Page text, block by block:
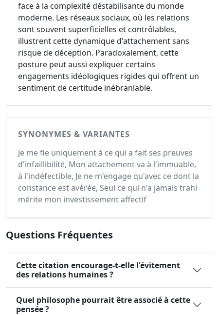
face à la complexité déstabilisante du monde
moderne. Les réseaux sociaux, où les relations
sont souvent superficielles et contrôlables,
illustrent cette dynamique d'attachement sans
risque de déception. Paradoxalement, cette
posture peut aussi expliquer certains
engagements idéologiques rigides qui offrent un
sentiment de certitude inébranlable.
SYNONYMES & VARIANTES
Je me fie uniquement à ce qui a fait ses preuves
d'infaillibilité, Mon attachement va à l'immuable,
à l'indéfectible, Je ne m'engage qu'avec ce dont la
constance est avérée, Seul ce qui n'a jamais trahi
mérite mon investissement affectif
Questions Fréquentes
Cette citation encourage-t-elle l'évitement
des relations humaines ?
Quel philosophe pourrait être associé à cette
pensée ?